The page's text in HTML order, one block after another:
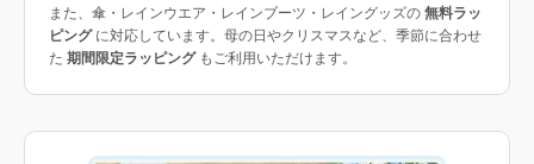
また、傘・レインウエア・レインブーツ・レイングッズの 無料ラッ
ピングに対応しています。母の日やクリスマスなど、季節に合わせ
た 期間限定ラッピングもご利用いただけます。